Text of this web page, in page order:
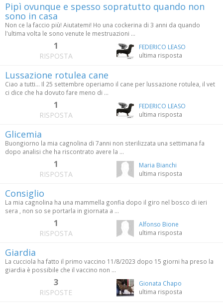
Pipì ovunque e spesso sopratutto quando non
sono in casa
Non ce la faccio più! Aiutatemi! Ho una cockerina di 3 anni da quando
l'ultima volta le sono venute le mestruazioni ...
1
RISPOSTA
FEDERICO LEASO
ultima risposta
Lussazione rotulea cane
Ciao a tutti... Il 25 settembre operiamo il cane per lussazione rotulea, il vet
ci dice che ha dovuto fare meno di ...
1
RISPOSTA
FEDERICO LEASO
ultima risposta
Glicemia
Buongiorno la mia cagnolina di 7anni non sterilizzata una settimana fa
dopo analisi che ha riscontrato avere la ...
1
RISPOSTA
Maria Bianchi
ultima risposta
Consiglio
La mia cagnolina ha una mammella gonfia dopo il giro nel bosco di ieri
sera , non so se portarla in giornata a ...
1
RISPOSTA
Alfonso Bione
ultima risposta
Giardia
La cucciola ha fatto il primo vaccino 11/8/2023 dopo 15 giorni ha preso la
giardia è possibile che il vaccino non ...
3
RISPOSTE
Gionata Chapo
ultima risposta